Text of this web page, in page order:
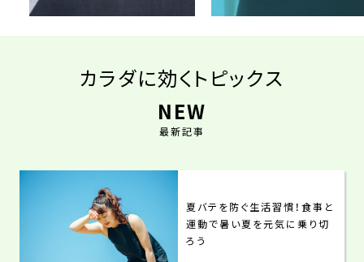
カラダに効くトピックス
NEW
最新記事
夏バテを防ぐ生活習慣！食事と
運動で暑い夏を元気に乗り切
ろう